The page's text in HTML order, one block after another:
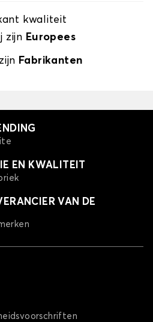
kwaliteit
zijn Europees
Fabrikanten
EN KWALITEIT
VAN DE